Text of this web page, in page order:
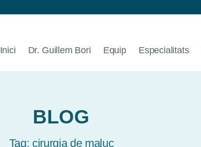
Inici Dr. Guillem Bori Equip Especialitats
BLOG
Tag: cirurgia de maluc